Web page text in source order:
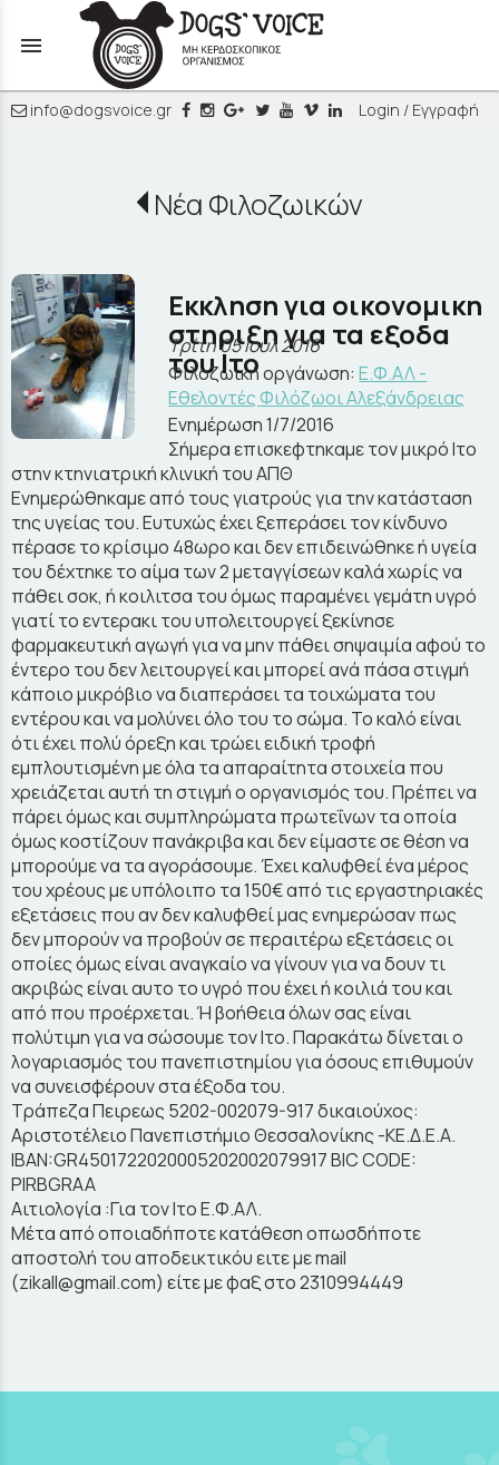
menu
info@dogsvoice.gr Login / Εγγραφή
Νέα Φιλοζωικών
Εκκληση για οικονομικη
στηριξη για τα εξοδα
του Ιτο
Τρίτη 05 Ιουλ 2016
Φιλοζωική οργάνωση:Ε.Φ.ΑΛ -
Εθελοντές Φιλόζωοι Αλεξάνδρειας
Ενημέρωση 1/7/2016
Σήμερα επισκεφτηκαμε τον μικρό Ιτο
στην κτηνιατρική κλινική του ΑΠΘ
Ενημερώθηκαμε από τους γιατρούς για την κατάσταση
της υγείας του. Ευτυχώς έχει ξεπεράσει τον κίνδυνο
πέρασε το κρίσιμο 48ωρο και δεν επιδεινώθηκε ή υγεία
του δέχτηκε το αίμα των 2 μεταγγίσεων καλά χωρίς να
πάθει σοκ, ή κοιλιτσα του όμως παραμένει γεμάτη υγρό
γιατί το εντερακι του υπολειτουργεί ξεκίνησε
φαρμακευτική αγωγή για να μην πάθει σηψαιμία αφού το
έντερο του δεν λειτουργεί και μπορεί ανά πάσα στιγμή
κάποιο μικρόβιο να διαπεράσει τα τοιχώματα του
εντέρου και να μολύνει όλο του το σώμα. Το καλό είναι
ότι έχει πολύ όρεξη και τρώει ειδική τροφή
εμπλουτισμένη με όλα τα απαραίτητα στοιχεία που
χρειάζεται αυτή τη στιγμή ο οργανισμός του. Πρέπει να
πάρει όμως και συμπληρώματα πρωτεΐνων τα οποία
όμως κοστίζουν πανάκριβα και δεν είμαστε σε θέση να
μπορούμε να τα αγοράσουμε. Έχει καλυφθεί ένα μέρος
του χρέους με υπόλοιπο τα 150€ από τις εργαστηριακές
εξετάσεις που αν δεν καλυφθεί μας ενημερώσαν πως
δεν μπορούν να προβούν σε περαιτέρω εξετάσεις οι
οποίες όμως είναι αναγκαίο να γίνουν για να δουν τι
ακριβώς είναι αυτο το υγρό που έχει ή κοιλιά του και
από που προέρχεται. Ή βοήθεια όλων σας είναι
πολύτιμη για να σώσουμε τον Ιτο. Παρακάτω δίνεται ο
λογαριασμός του πανεπιστημίου για όσους επιθυμούν
να συνεισφέρουν στα έξοδα του.
Τράπεζα Πειρεως 5202-002079-917 δικαιούχος:
Αριστοτέλειο Πανεπιστήμιο Θεσσαλονίκης -ΚΕ.Δ.Ε.Α.
IBAN:GR4501722020005202002079917 BIC CODE:
PIRBGRAA
Αιτιολογία :Για τον Ιτο Ε.Φ.ΑΛ.
Μέτα από οποιαδήποτε κατάθεση οπωσδήποτε
αποστολή του αποδεικτικόυ ειτε με mail
(zikall@gmail.com) είτε με φαξ στο 2310994449